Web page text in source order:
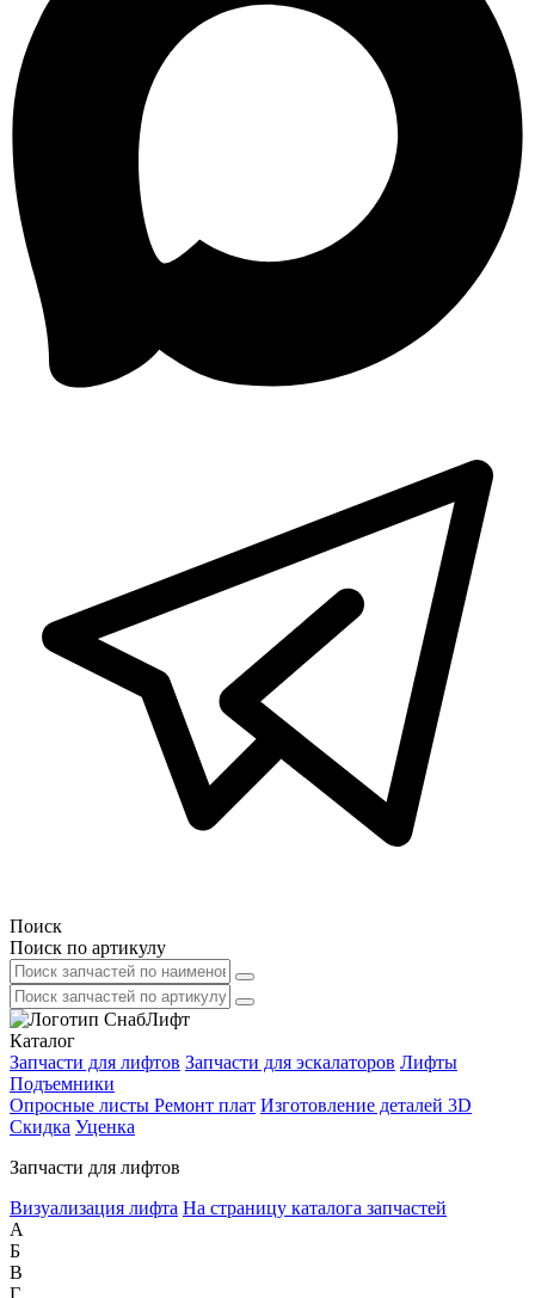
Поиск
Поиск по артикулу
Каталог
Запчасти для лифтов Запчасти для эскалаторов Лифты
Подъемники
Опросные листы Ремонт плат Изготовление деталей 3D
Скидка Уценка
Запчасти для лифтов
Визуализация лифта На страницу каталога запчастей
А
Б
В